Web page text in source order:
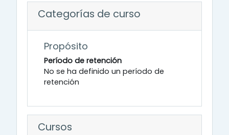
Categorías de curso
Propósito
Período de retención
No se ha definido un período de
retención
Cursos